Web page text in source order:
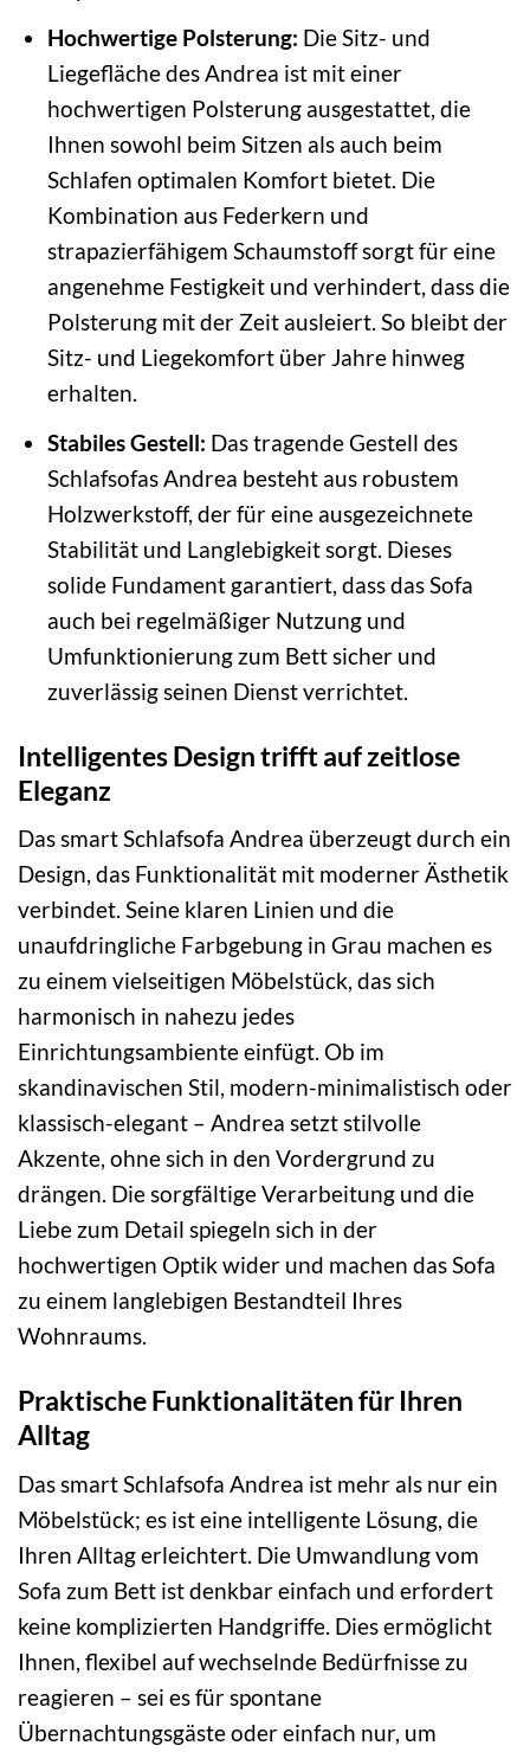
Hochwertige Polsterung: Die Sitz- und
Liegefläche des Andrea ist mit einer
hochwertigen Polsterung ausgestattet, die
Ihnen sowohl beim Sitzen als auch beim
Schlafen optimalen Komfort bietet. Die
Kombination aus Federkern und
strapazierfähigem Schaumstoff sorgt für eine
angenehme Festigkeit und verhindert, dass die
Polsterung mit der Zeit ausleiert. So bleibt der
Sitz- und Liegekomfort über Jahre hinweg
erhalten.
Stabiles Gestell: Das tragende Gestell des
Schlafsofas Andrea besteht aus robustem
Holzwerkstoff, der für eine ausgezeichnete
Stabilität und Langlebigkeit sorgt. Dieses
solide Fundament garantiert, dass das Sofa
auch bei regelmäßiger Nutzung und
Umfunktionierung zum Bett sicher und
zuverlässig seinen Dienst verrichtet.
Intelligentes Design trifft auf zeitlose
Eleganz
Das smart Schlafsofa Andrea überzeugt durch ein
Design, das Funktionalität mit moderner Ästhetik
verbindet. Seine klaren Linien und die
unaufdringliche Farbgebung in Grau machen es
zu einem vielseitigen Möbelstück, das sich
harmonisch in nahezu jedes
Einrichtungsambiente einfügt. Ob im
skandinavischen Stil, modern-minimalistisch oder
klassisch-elegant – Andrea setzt stilvolle
Akzente, ohne sich in den Vordergrund zu
drängen. Die sorgfältige Verarbeitung und die
Liebe zum Detail spiegeln sich in der
hochwertigen Optik wider und machen das Sofa
zu einem langlebigen Bestandteil Ihres
Wohnraums.
Praktische Funktionalitäten für Ihren
Alltag
Das smart Schlafsofa Andrea ist mehr als nur ein
Möbelstück; es ist eine intelligente Lösung, die
Ihren Alltag erleichtert. Die Umwandlung vom
Sofa zum Bett ist denkbar einfach und erfordert
keine komplizierten Handgriffe. Dies ermöglicht
Ihnen, flexibel auf wechselnde Bedürfnisse zu
reagieren – sei es für spontane
Übernachtungsgäste oder einfach nur, um